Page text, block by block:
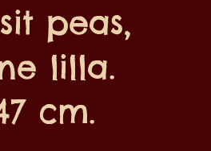
peas,
lilla.
cm.